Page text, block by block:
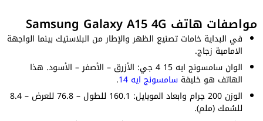
مواصفات هاتف Samsung Galaxy A15 4G
في البداية خامات تصنيع الظهر والإطار من البلاستيك بينما الواجهة
الامامية زجاج.
الوان سامسونج ايه 15 4 جي: الأزرق – الأصفر – الأسود. هذا
الهاتف هو خليفة سامسونج ايه 14
.
الوزن 200 جرام وابعاد الموبايل: 160.1 للطول – 76.8 للعرض – 8.4
للسُمك (ملم).